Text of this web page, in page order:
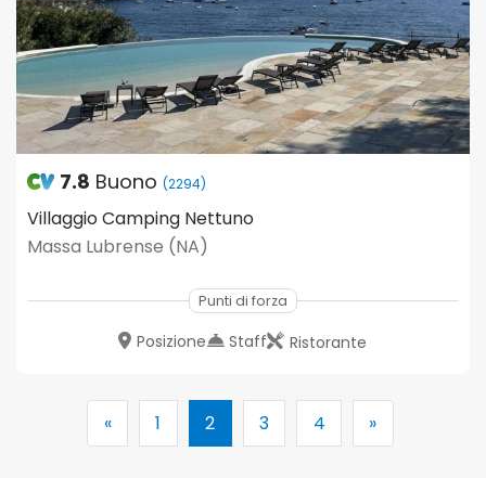
7.8 Buono (2294)
Villaggio Camping Nettuno
Massa Lubrense (NA)
Punti di forza
Posizione Staff Ristorante
« 1 2 3 4 »